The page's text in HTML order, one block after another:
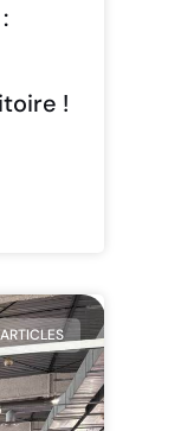
!
ARTICLES